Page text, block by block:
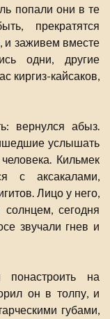
попали они в те
прекратятся
и заживем вместе
одни, другие
киргиз-кайсаков,
вернулся абыз.
услышать
Кильмек
с аксакалами,
Лицо у него,
сегодня
звучали гнев и
на
он в толпу, и
губами,